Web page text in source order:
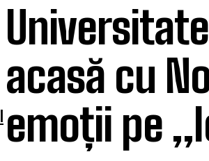
acasă cu
emoții pe